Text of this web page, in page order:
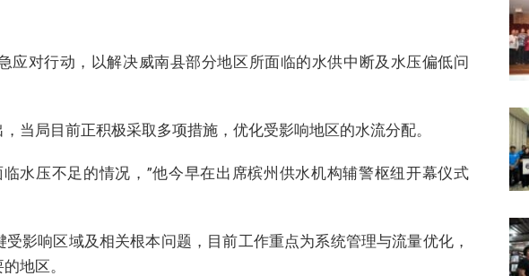
应对行动，以解决威南县部分地区所面临的水供中断及水压偏低问
当局目前正积极采取多项措施，优化受影响地区的水流分配。
水压不足的情况，”他今早在出席槟州供水机构辅警枢纽开幕仪式
影响区域及相关根本问题，目前工作重点为系统管理与流量优化，
地区。